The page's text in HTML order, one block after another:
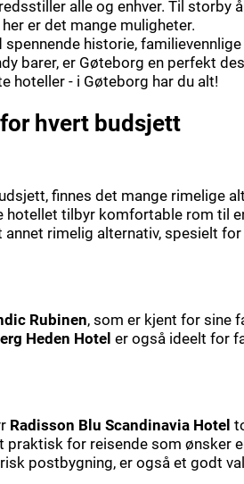
alle og enhver. Til storby
er det mange muligheter.
historie,
barer, er Gøteborg en perfekt
hoteller - i Gøteborg har du alt!
hvert budsjett
finnes det mange rimelige
tilbyr komfortable rom til
rimelig alternativ, spesielt
Rubinen, som er kjent for sine
Heden Hotel er også ideelt for
Radisson Blu Scandinavia Hotel
praktisk for reisende som ønsker
postbygning, er også et godt